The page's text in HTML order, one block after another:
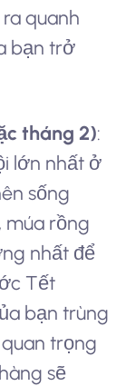
quanh
bạn trở
tháng 2):
lớn nhất ở
sống
múa rồng
nhất để
Tết
bạn trùng
trọng
sẽ